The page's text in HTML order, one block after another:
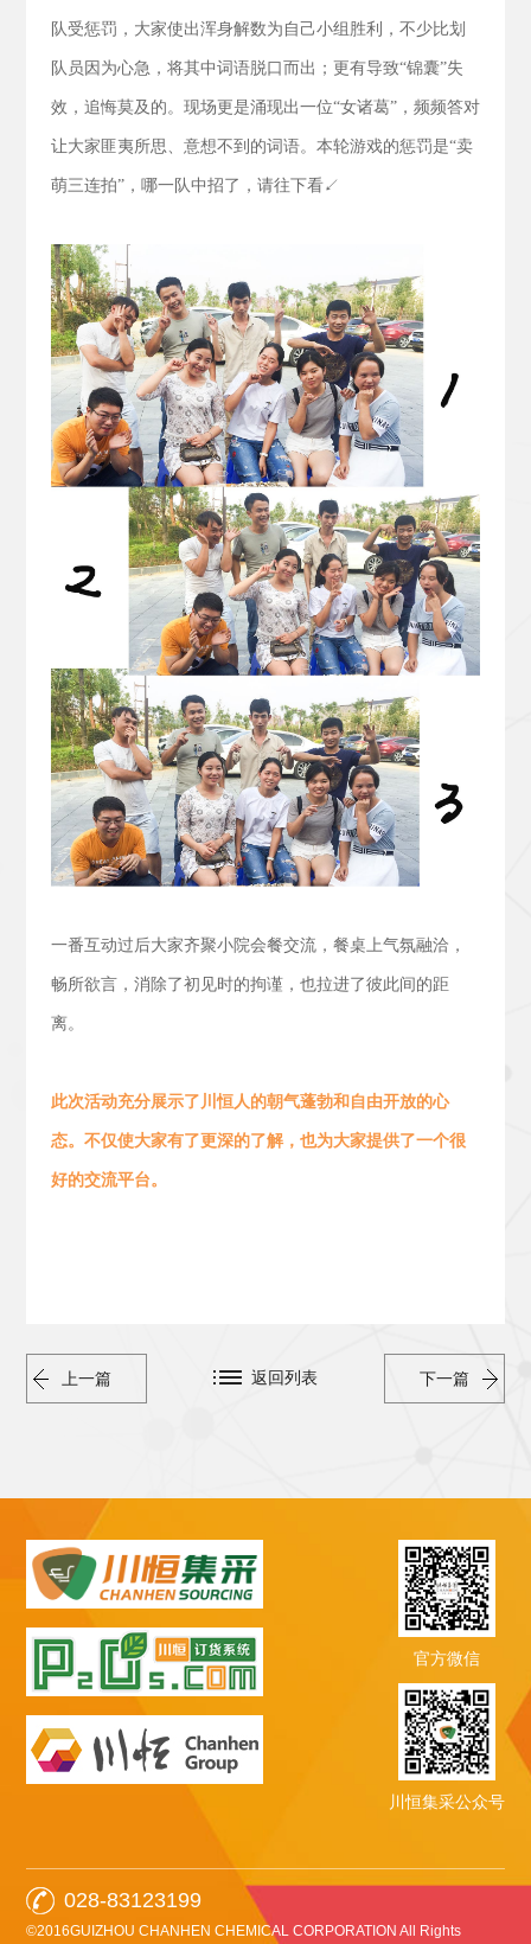
队受惩罚，大家使出浑身解数为自己小组胜利，不少比划
队员因为心急，将其中词语脱口而出；更有导致“锦囊”失
效，追悔莫及的。现场更是涌现出一位“女诸葛”，频频答对
让大家匪夷所思、意想不到的词语。本轮游戏的惩罚是“卖
萌三连拍”，哪一队中招了，请往下看↙
一番互动过后大家齐聚小院会餐交流， 餐桌上气氛融洽，
畅所欲言，消除了初见时的拘谨，也拉进了彼此间的距
离。
此次活动充分展示了川恒人的朝气蓬勃和 自由开放的心
态。 不仅使大家有了更深的了解，也为大家提供了一个很
好的交流平台。
上一篇 下一篇
返回列表
官方微信
川恒集采公众号
028-83123199
©2016GUIZHOU CHANHEN CHEMICAL CORPORATION All Rights